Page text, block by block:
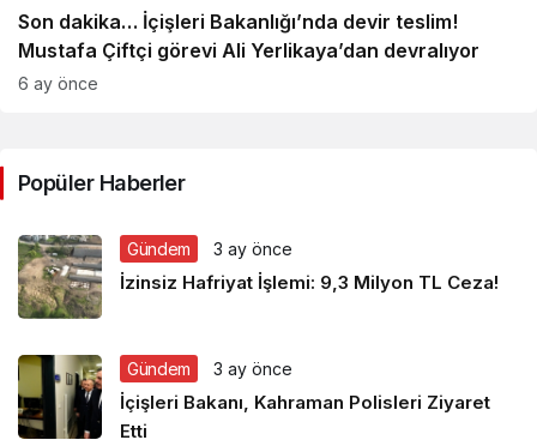
Son dakika… İçişleri Bakanlığı’nda devir teslim!
Mustafa Çiftçi görevi Ali Yerlikaya’dan devralıyor
6 ay önce
Popüler Haberler
Gündem 3 ay önce
İzinsiz Hafriyat İşlemi: 9,3 Milyon TL Ceza!
Gündem 3 ay önce
İçişleri Bakanı, Kahraman Polisleri Ziyaret
Etti